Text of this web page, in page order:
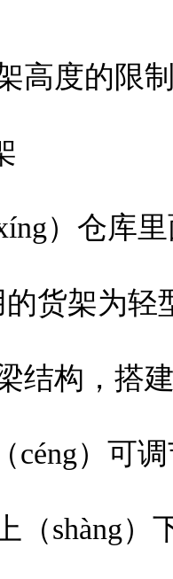
高度的限
）仓库
的货架为
结构，搭
céng）可
（shàng